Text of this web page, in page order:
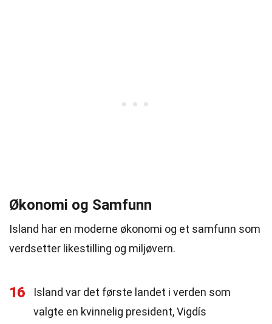
Økonomi og Samfunn
Island har en moderne økonomi og et samfunn som
verdsetter likestilling og miljøvern.
16
Island var det første landet i verden som
valgte en kvinnelig president, Vigdís